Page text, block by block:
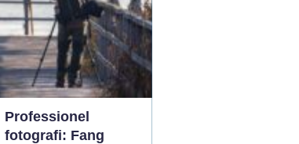
effektiv måde. Deres
dime...
Professionel
fotografi: Fang